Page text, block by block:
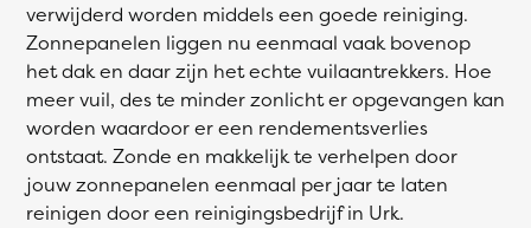
verwijderd worden middels een goede reiniging.
Zonnepanelen liggen nu eenmaal vaak bovenop
het dak en daar zijn het echte vuilaantrekkers. Hoe
meer vuil, des te minder zonlicht er opgevangen kan
worden waardoor er een rendementsverlies
ontstaat. Zonde en makkelijk te verhelpen door
jouw zonnepanelen eenmaal per jaar te laten
reinigen door een reinigingsbedrijf in Urk.